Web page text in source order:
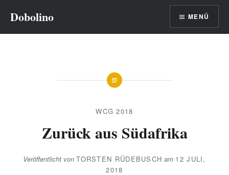
zum
Inhalt
Dobolino MENÜ
WCG 2018
Zurück aus Südafrika
Veröffentlicht vonTORSTEN RÜDEBUSCH am 12 JULI,
2018